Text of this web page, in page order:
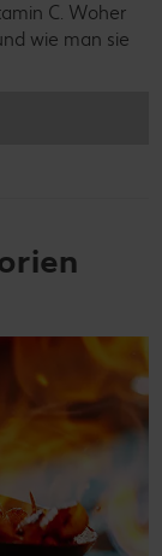
C. Woher
wie man sie